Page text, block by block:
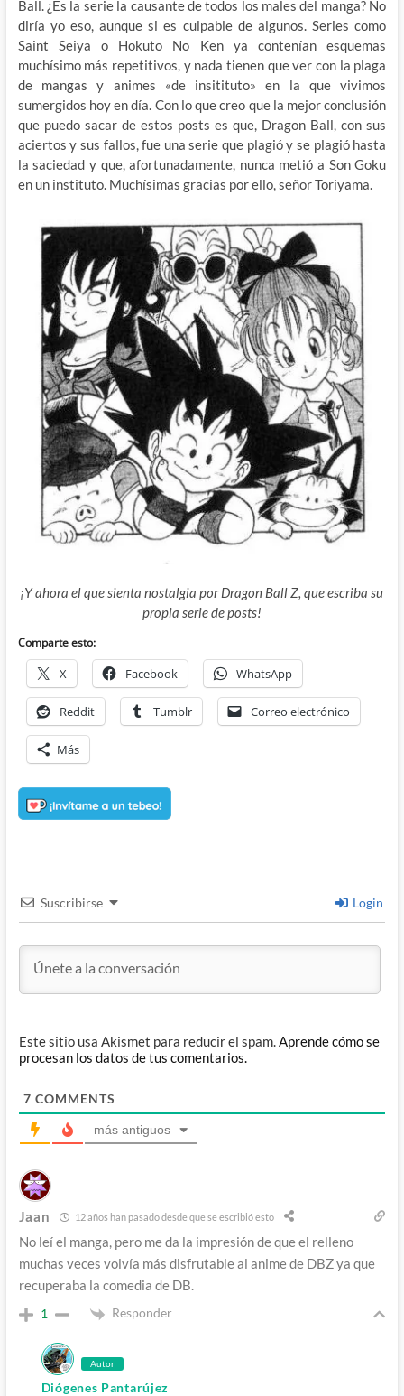
Ball. ¿Es la serie la causante de todos los males del manga? No
diría yo eso, aunque si es culpable de algunos. Series como
Saint Seiya o Hokuto No Ken ya contenían esquemas
muchísimo más repetitivos, y nada tienen que ver con la plaga
de mangas y animes «de insitituto» en la que vivimos
sumergidos hoy en día. Con lo que creo que la mejor conclusión
que puedo sacar de estos posts es que, Dragon Ball, con sus
aciertos y sus fallos, fue una serie que plagió y se plagió hasta
la saciedad y que, afortunadamente, nunca metió a Son Goku
en un instituto. Muchísimas gracias por ello, señor Toriyama.
¡Y ahora el que sienta nostalgia por Dragon Ball Z, que escriba su
propia serie de posts!
Comparte esto:
X Facebook WhatsApp
Reddit Tumblr Correo electrónico
Más
Suscribirse Login
Este sitio usa Akismet para reducir el spam.Aprende cómo se
procesan los datos de tus comentarios.
7 COMMENTS
más antiguos
Jaan 12 años han pasado desde que se escribió esto
No leí el manga, pero me da la impresión de que el relleno
muchas veces volvía más disfrutable al anime de DBZ ya que
recuperaba la comedia de DB.
1 Responder
Autor
Diógenes Pantarújez